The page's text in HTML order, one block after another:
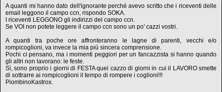
A quanti mi hanno dato dell'ignorante perché avevo scritto che i riceventi delle
email leggono il campo ccn, rispondo SOKA.
I riceventi LEGGONO gli indirizzi del campo ccn.
Se VOI non potete leggere il campo ccn sono un po' cazzi vostri.
A quanti tra poche ore affronteranno le lagne di parenti, vecchi e/o
rompicoglioni, va invece la mia più sincera comprensione.
Pochi ci pensano, ma i momenti peggiori per un fancazzista si hanno quando
gli altri non lavorano: le feste.
Sì, sono proprio i giorni di FESTA quei cazzo di giorni in cui il LAVORO smette
di sottrarre ai rompicoglioni il tempo di rompere i coglioni!!!
PiombinoKastrox.